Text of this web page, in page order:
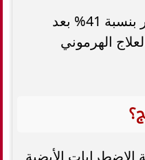
استمرار انخفاض الخطر بنسبة 41% بعد
الهرموني
الاضطرابات الأيضية